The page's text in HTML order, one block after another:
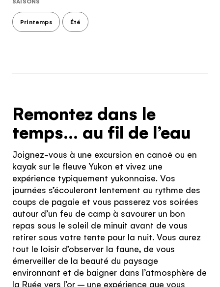
Continue to provider experience
Remontez dans le
temps… au fil de l’eau
Joignez-vous à une excursion en canoë ou en
kayak sur le fleuve Yukon et vivez une
expérience typiquement yukonnaise. Vos
journées s’écouleront lentement au rythme des
coups de pagaie et vous passerez vos soirées
autour d’un feu de camp à savourer un bon
repas sous le soleil de minuit avant de vous
retirer sous votre tente pour la nuit. Vous aurez
tout le loisir d’observer la faune, de vous
émerveiller de la beauté du paysage
environnant et de baigner dans l’atmosphère de
la Ruée vers l’or – une expérience que vous
Printemps Été